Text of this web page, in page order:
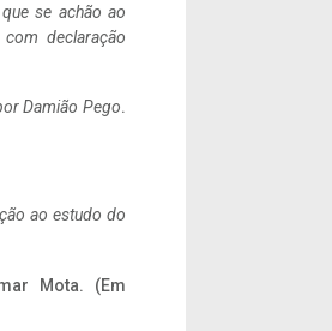
se achão ao
declaração
Damião Pego.
ao estudo do
Mota. (Em